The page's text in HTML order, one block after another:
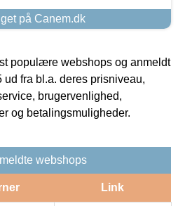
på Canem.dk
populære webshops og anmeldt
ud fra bl.a. deres prisniveau,
brugervenlighed,
og betalingsmuligheder.
webshops
Link